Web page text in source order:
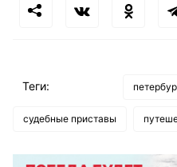
Теги:
судебные приставы